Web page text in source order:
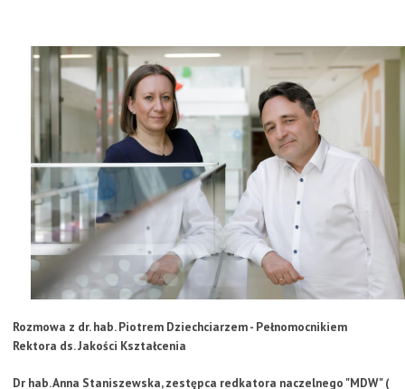
Rozmowa z dr. hab. Piotrem Dziechciarzem - Pełnomocnikiem
Rektora ds. Jakości Kształcenia
Dr hab. Anna Staniszewska, zestępca redkatora naczelnego "MDW" (